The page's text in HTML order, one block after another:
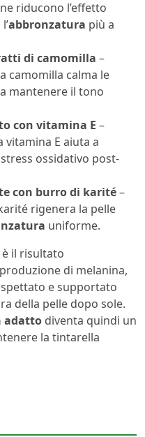
riducono l’effetto
abbronzatura più a
di camomilla –
camomilla calma le
mantenere il tono
con vitamina E –
E aiuta a
ossidativo post-
con burro di karité–
rigenera la pelle
uniforme.
è il risultato
di melanina,
e supportato
della pelle dopo sole.
adatto diventa quindi un
la tintarella